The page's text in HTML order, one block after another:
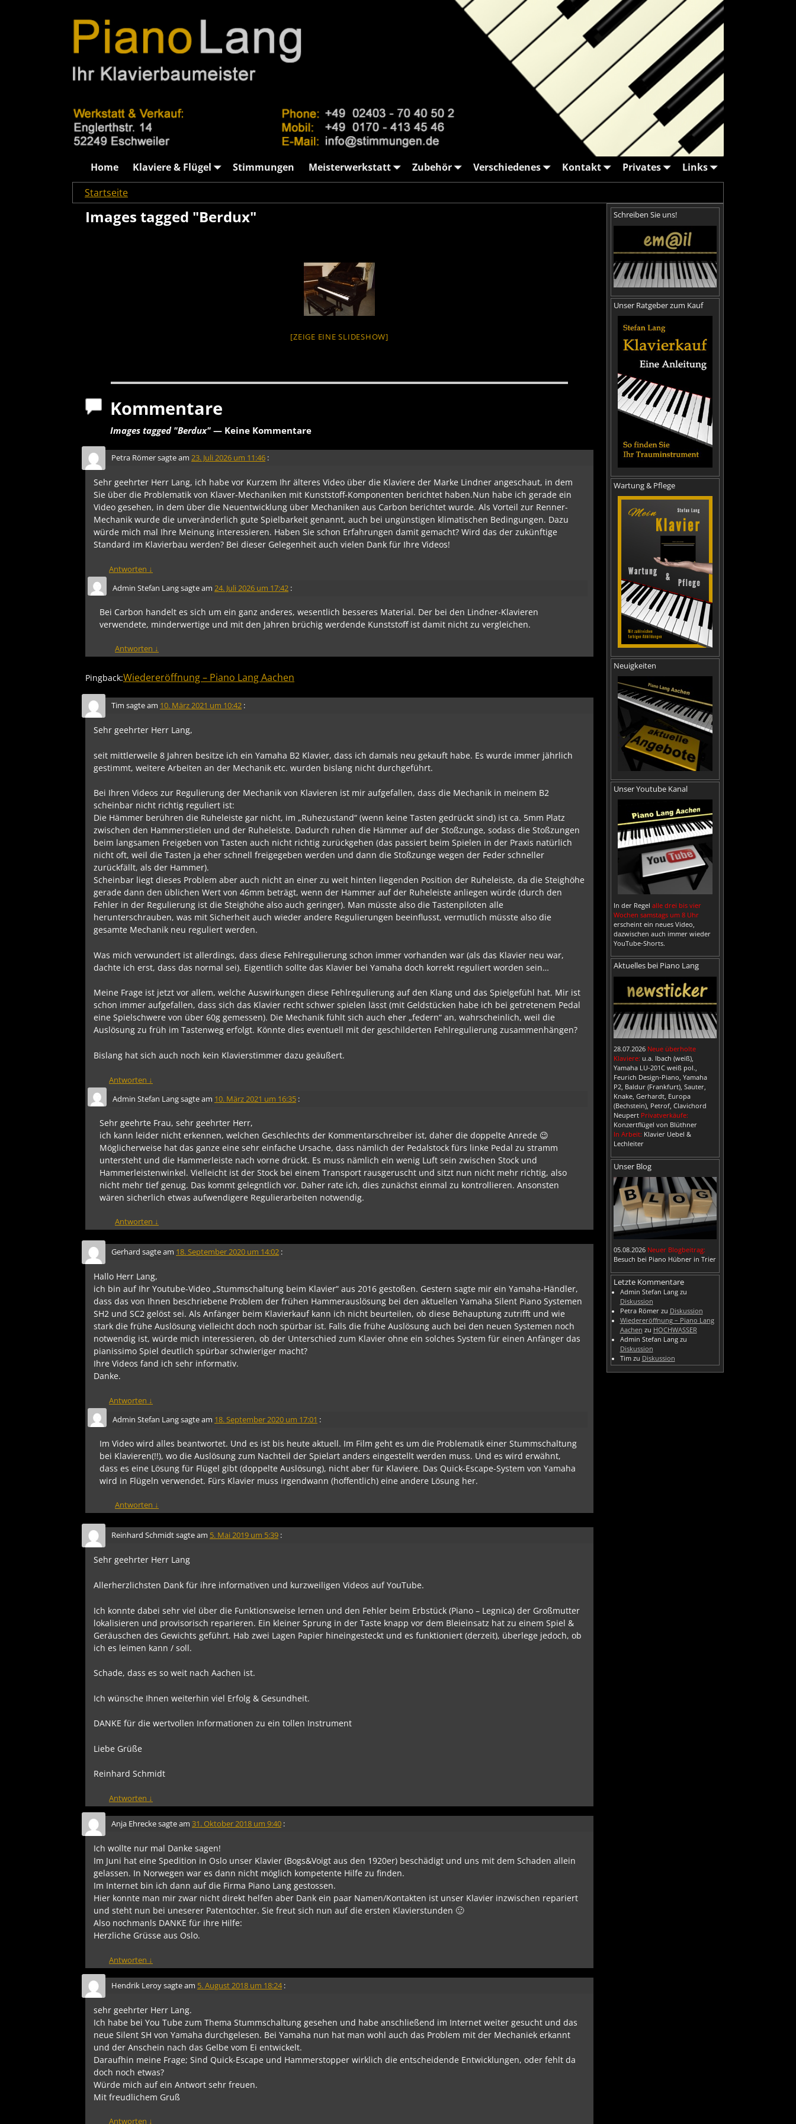
Home Klaviere & Flügel Stimmungen Meisterwerkstatt Zubehör Verschiedenes Kontakt Privates
Links
Startseite
Images tagged "Berdux"
[ZEIGE EINE SLIDESHOW]
Kommentare
Images tagged "Berdux"— Keine Kommentare
Petra Römersagte am 23. Juli 2026 um 11:46 :
Sehr geehrter Herr Lang, ich habe vor Kurzem Ihr älteres Video über die Klaviere der Marke Lindner angeschaut, in dem
Sie über die Problematik von Klaver-Mechaniken mit Kunststoff-Komponenten berichtet haben.Nun habe ich gerade ein
Video gesehen, in dem über die Neuentwicklung über Mechaniken aus Carbon berichtet wurde. Als Vorteil zur Renner-
Mechanik wurde die unveränderlich gute Spielbarkeit genannt, auch bei ungünstigen klimatischen Bedingungen. Dazu
würde mich mal Ihre Meinung interessieren. Haben Sie schon Erfahrungen damit gemacht? Wird das der zukünftige
Standard im Klavierbau werden? Bei dieser Gelegenheit auch vielen Dank für Ihre Videos!
Antworten ↓
Admin Stefan Langsagte am 24. Juli 2026 um 17:42 :
Bei Carbon handelt es sich um ein ganz anderes, wesentlich besseres Material. Der bei den Lindner-Klavieren
verwendete, minderwertige und mit den Jahren brüchig werdende Kunststoff ist damit nicht zu vergleichen.
Antworten ↓
Pingback:Wiedereröffnung – Piano Lang Aachen
Tim sagte am 10. März 2021 um 10:42 :
Sehr geehrter Herr Lang,
seit mittlerweile 8 Jahren besitze ich ein Yamaha B2 Klavier, dass ich damals neu gekauft habe. Es wurde immer jährlich
gestimmt, weitere Arbeiten an der Mechanik etc. wurden bislang nicht durchgeführt.
Bei Ihren Videos zur Regulierung der Mechanik von Klavieren ist mir aufgefallen, dass die Mechanik in meinem B2
scheinbar nicht richtig reguliert ist:
Die Hämmer berühren die Ruheleiste gar nicht, im „Ruhezustand“ (wenn keine Tasten gedrückt sind) ist ca. 5mm Platz
zwischen den Hammerstielen und der Ruheleiste. Dadurch ruhen die Hämmer auf der Stoßzunge, sodass die Stoßzungen
beim langsamen Freigeben von Tasten auch nicht richtig zurückgehen (das passiert beim Spielen in der Praxis natürlich
nicht oft, weil die Tasten ja eher schnell freigegeben werden und dann die Stoßzunge wegen der Feder schneller
zurückfällt, als der Hammer).
Scheinbar liegt dieses Problem aber auch nicht an einer zu weit hinten liegenden Position der Ruheleiste, da die Steighöhe
gerade dann den üblichen Wert von 46mm beträgt, wenn der Hammer auf der Ruheleiste anliegen würde (durch den
Fehler in der Regulierung ist die Steighöhe also auch geringer). Man müsste also die Tastenpiloten alle
herunterschrauben, was mit Sicherheit auch wieder andere Regulierungen beeinflusst, vermutlich müsste also die
gesamte Mechanik neu reguliert werden.
Was mich verwundert ist allerdings, dass diese Fehlregulierung schon immer vorhanden war (als das Klavier neu war,
dachte ich erst, dass das normal sei). Eigentlich sollte das Klavier bei Yamaha doch korrekt reguliert worden sein…
Meine Frage ist jetzt vor allem, welche Auswirkungen diese Fehlregulierung auf den Klang und das Spielgefühl hat. Mir ist
schon immer aufgefallen, dass sich das Klavier recht schwer spielen lässt (mit Geldstücken habe ich bei getretenem Pedal
eine Spielschwere von über 60g gemessen). Die Mechanik fühlt sich auch eher „federn“ an, wahrscheinlich, weil die
Auslösung zu früh im Tastenweg erfolgt. Könnte dies eventuell mit der geschilderten Fehlregulierung zusammenhängen?
Bislang hat sich auch noch kein Klavierstimmer dazu geäußert.
Antworten ↓
Admin Stefan Langsagte am 10. März 2021 um 16:35 :
Sehr geehrte Frau, sehr geehrter Herr,
ich kann leider nicht erkennen, welchen Geschlechts der Kommentarschreiber ist, daher die doppelte Anrede 😉
Möglicherweise hat das ganze eine sehr einfache Ursache, dass nämlich der Pedalstock fürs linke Pedal zu stramm
untersteht und die Hammerleiste nach vorne drückt. Es muss nämlich ein wenig Luft sein zwischen Stock und
Hammerleistenwinkel. Vielleicht ist der Stock bei einem Transport rausgeruscht und sitzt nun nicht mehr richtig, also
nicht mehr tief genug. Das kommt gelegntlich vor. Daher rate ich, dies zunächst einmal zu kontrollieren. Ansonsten
wären sicherlich etwas aufwendigere Regulierarbeiten notwendig.
Antworten ↓
Gerhard sagte am 18. September 2020 um 14:02 :
Hallo Herr Lang,
ich bin auf Ihr Youtube-Video „Stummschaltung beim Klavier“ aus 2016 gestoßen. Gestern sagte mir ein Yamaha-Händler,
dass das von Ihnen beschriebene Problem der frühen Hammerauslösung bei den aktuellen Yamaha Silent Piano Systemen
SH2 und SC2 gelöst sei. Als Anfänger beim Klavierkauf kann ich nicht beurteilen, ob diese Behauptung zutrifft und wie
stark die frühe Auslösung vielleicht doch noch spürbar ist. Falls die frühe Auslösung auch bei den neuen Systemen noch
notwendig ist, würde mich interessieren, ob der Unterschied zum Klavier ohne ein solches System für einen Anfänger das
pianissimo Spiel deutlich spürbar schwieriger macht?
Ihre Videos fand ich sehr informativ.
Danke.
Antworten ↓
Admin Stefan Langsagte am 18. September 2020 um 17:01 :
Im Video wird alles beantwortet. Und es ist bis heute aktuell. Im Film geht es um die Problematik einer Stummschaltung
bei Klavieren(!!), wo die Auslösung zum Nachteil der Spielart anders eingestellt werden muss. Und es wird erwähnt,
dass es eine Lösung für Flügel gibt (doppelte Auslösung), nicht aber für Klaviere. Das Quick-Escape-System von Yamaha
wird in Flügeln verwendet. Fürs Klavier muss irgendwann (hoffentlich) eine andere Lösung her.
Antworten ↓
Reinhard Schmidtsagte am 5. Mai 2019 um 5:39 :
Sehr geehrter Herr Lang
Allerherzlichsten Dank für ihre informativen und kurzweiligen Videos auf YouTube.
Ich konnte dabei sehr viel über die Funktionsweise lernen und den Fehler beim Erbstück (Piano – Legnica) der Großmutter
lokalisieren und provisorisch reparieren. Ein kleiner Sprung in der Taste knapp vor dem Bleieinsatz hat zu einem Spiel &
Geräuschen des Gewichts geführt. Hab zwei Lagen Papier hineingesteckt und es funktioniert (derzeit), überlege jedoch, ob
ich es leimen kann / soll.
Schade, dass es so weit nach Aachen ist.
Ich wünsche Ihnen weiterhin viel Erfolg & Gesundheit.
DANKE für die wertvollen Informationen zu ein tollen Instrument
Liebe Grüße
Reinhard Schmidt
Antworten ↓
Anja Ehreckesagte am 31. Oktober 2018 um 9:40 :
Ich wollte nur mal Danke sagen!
Im Juni hat eine Spedition in Oslo unser Klavier (Bogs&Voigt aus den 1920er) beschädigt und uns mit dem Schaden allein
gelassen. In Norwegen war es dann nicht möglich kompetente Hilfe zu finden.
Im Internet bin ich dann auf die Firma Piano Lang gestossen.
Hier konnte man mir zwar nicht direkt helfen aber Dank ein paar Namen/Kontakten ist unser Klavier inzwischen repariert
und steht nun bei uneserer Patentochter. Sie freut sich nun auf die ersten Klavierstunden 🙂
Also nochmanls DANKE für ihre Hilfe:
Herzliche Grüsse aus Oslo.
Antworten ↓
Hendrik Leroysagte am 5. August 2018 um 18:24 :
sehr geehrter Herr Lang.
Ich habe bei You Tube zum Thema Stummschaltung gesehen und habe anschließend im Internet weiter gesucht und das
neue Silent SH von Yamaha durchgelesen. Bei Yamaha nun hat man wohl auch das Problem mit der Mechaniek erkannt
und der Anschein nach das Gelbe vom Ei entwickelt.
Daraufhin meine Frage; Sind Quick-Escape und Hammerstopper wirklich die entscheidende Entwicklungen, oder fehlt da
doch noch etwas?
Würde mich auf ein Antwort sehr freuen.
Mit freudlichem Gruß
Antworten ↓
Schreiben Sie uns!
Unser Ratgeber zum Kauf
Wartung & Pflege
Neuigkeiten
Unser Youtube Kanal
In der Regel alle drei bis vier
Wochen samstags um 8 Uhr
erscheint ein neues Video,
dazwischen auch immer wieder
YouTube-Shorts.
Aktuelles bei Piano Lang
28.07.2026 Neue überholte
Klaviere: u.a. Ibach (weiß),
Yamaha LU-201C weiß pol.,
Feurich Design-Piano, Yamaha
P2, Baldur (Frankfurt), Sauter,
Knake, Gerhardt, Europa
(Bechstein), Petrof, Clavichord
Neupert Privatverkäufe:
Konzertflügel von Blüthner
In Arbeit: Klavier Uebel &
Lechleiter
Unser Blog
05.08.2026 Neuer Blogbeitrag:
Besuch bei Piano Hübner in Trier
Letzte Kommentare
Admin Stefan Langzu
Diskussion
Petra Römerzu Diskussion
Wiedereröffnung – Piano Lang
Aachen zu HOCHWASSER
Admin Stefan Langzu
Diskussion
Timzu Diskussion